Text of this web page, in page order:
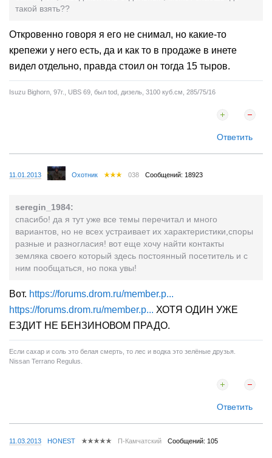
такой взять??
Откровенно говоря я его не снимал, но какие-то
крепежи у него есть, да и как то в продаже в инете
видел отдельно, правда стоил он тогда 15 тыров.
Isuzu Bighorn, 97г., UBS 69, был tod, дизель, 3100 куб.см, 285/75/16
Ответить
11.01.2013 Охотник 038 Сообщений: 18923
seregin_1984:
спасибо! да я тут уже все темы перечитал и много
вариантов, но не всех устраивает их характеристики,споры
разные и разногласия! вот еще хочу найти контакты
земляка своего который здесь постоянный посетитель и с
ним пообщаться, но пока увы!
Вот. https://forums.drom.ru/member.p...
https://forums.drom.ru/member.p... ХОТЯ ОДИН УЖЕ
ЕЗДИТ НЕ БЕНЗИНОВОМ ПРАДО.
Если сахар и соль это белая смерть, то лес и водка это зелёные друзья.
Nissan Terrano Regulus.
Ответить
11.03.2013 HONEST П-Камчатский Сообщений: 105